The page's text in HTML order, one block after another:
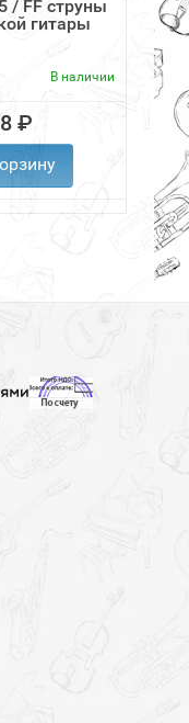
/ FF струны
гитары
В наличии
₽
50-
для